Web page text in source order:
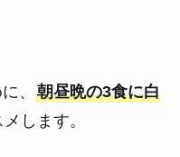
、 朝昼晩の3食に白
します。